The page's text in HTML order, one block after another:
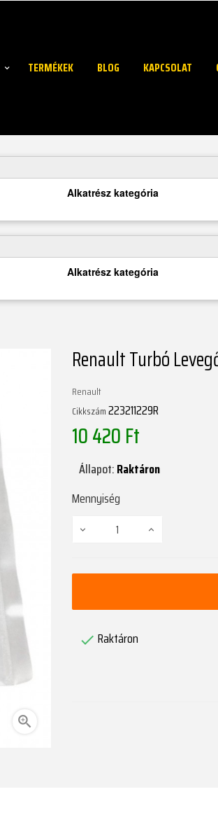
TERMÉKEK BLOG KAPCSOLAT
Alkatrész kategória
Alkatrész kategória

Renault Turbó
Renault
Cikkszám223211229R
10 420 Ft
Állapot:Raktáron
Mennyiség
 Raktáron